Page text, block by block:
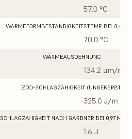
57.0 °C
WÄRMEFORMBESTÄNDIGKEITSTEMP. BEI 0,45
70.0 °C
WÄRMEAUSDEHNUNG
134.2 μm/m/
IZOD-SCHLAGZÄHIGKEIT (UNGEKERBT)
325.0 J/m
SCHLAGZÄHIGKEIT NACH GARDNER BEI 0,97 MM
1.6 J